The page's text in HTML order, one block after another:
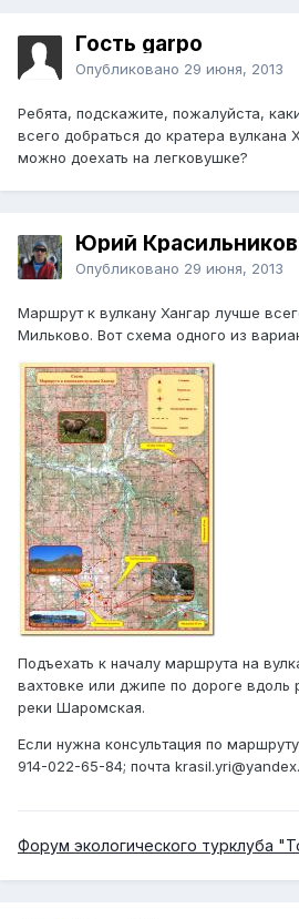
Гость garpo
Опубликовано 29 июня, 2013
Ребята, подскажите, пожалуйста,
всего добраться до кратера вулкана
можно доехать на легковушке?
Юрий Красильников
Опубликовано 29 июня, 2013
Маршрут к вулкану Хангар лучше
Мильково. Вот схема одного из
Подъехать к началу маршрута на
вахтовке или джипе по дороге вдоль
реки Шаромская.
Если нужна консультация по
914-022-65-84; почта
Форум экологического турклуба